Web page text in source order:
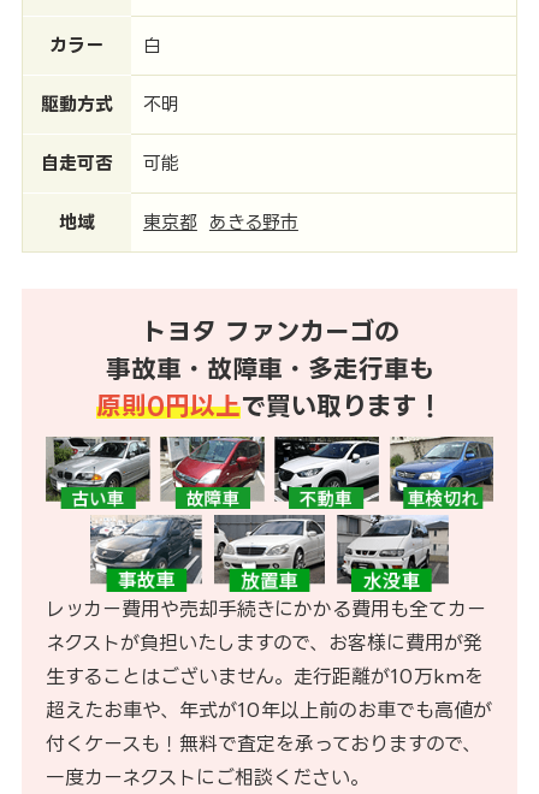
カラー 白
駆動方式 不明
自走可否 可能
地域 東京都 あきる野市
トヨタ ファンカーゴの
事故車・故障車・多走行車も
原則0円以上で買い取ります！
レッカー費用や売却手続きにかかる費用も全てカー
ネクストが負担いたしますので、お客様に費用が発
生することはございません。走行距離が10万kmを
超えたお車や、年式が10年以上前のお車でも高値が
付くケースも！無料で査定を承っておりますので、
一度カーネクストにご相談ください。